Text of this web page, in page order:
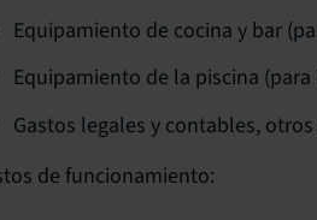
Equipamiento de cocina y bar
Equipamiento de la piscina
Gastos legales y contables,
de funcionamiento: